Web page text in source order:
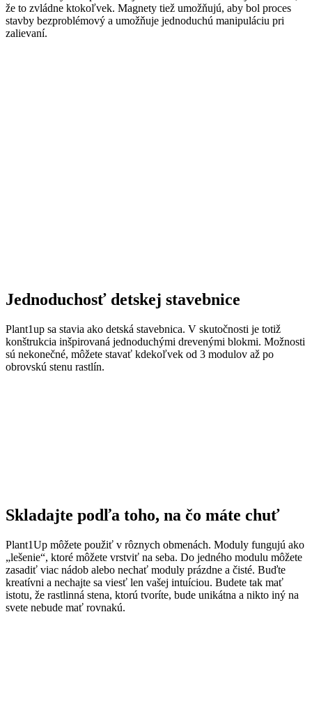
že to zvládne ktokoľvek. Magnety tiež umožňujú, aby bol proces
stavby bezproblémový a umožňuje jednoduchú manipuláciu pri
zalievaní.
Jednoduchosť detskej stavebnice
Plant1up sa stavia ako detská stavebnica. V skutočnosti je totiž
konštrukcia inšpirovaná jednoduchými drevenými blokmi. Možnosti
sú nekonečné, môžete stavať kdekoľvek od 3 modulov až po
obrovskú stenu rastlín.
Skladajte podľa toho, na čo máte chuť
Plant1Up môžete použiť v rôznych obmenách. Moduly fungujú ako
„lešenie“, ktoré môžete vrstviť na seba. Do jedného modulu môžete
zasadiť viac nádob alebo nechať moduly prázdne a čisté. Buďte
kreatívni a nechajte sa viesť len vašej intuíciou. Budete tak mať
istotu, že rastlinná stena, ktorú tvoríte, bude unikátna a nikto iný na
svete nebude mať rovnakú.